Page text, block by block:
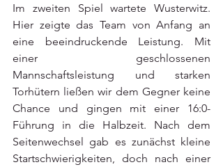
Im zweiten Spiel wartete Wusterwitz.
Hier zeigte das Team von Anfang an
eine beeindruckende Leistung. Mit
einer geschlossenen
Mannschaftsleistung und starken
Torhütern ließen wir dem Gegner keine
Chance und gingen mit einer 16:0-
Führung in die Halbzeit. Nach dem
Seitenwechsel gab es zunächst kleine
Startschwierigkeiten, doch nach einer